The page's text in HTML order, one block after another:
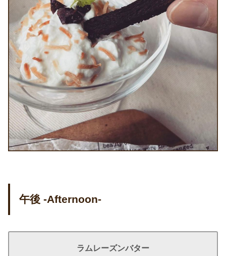
午後 -Afternoon-
ラムレーズンバター